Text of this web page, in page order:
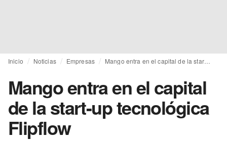
Inicio Noticias Empresas Mango entra en el capital de la start-up tecnológica Flipflow
Mango entra en el capital
de la start-up tecnológica
Flipflow